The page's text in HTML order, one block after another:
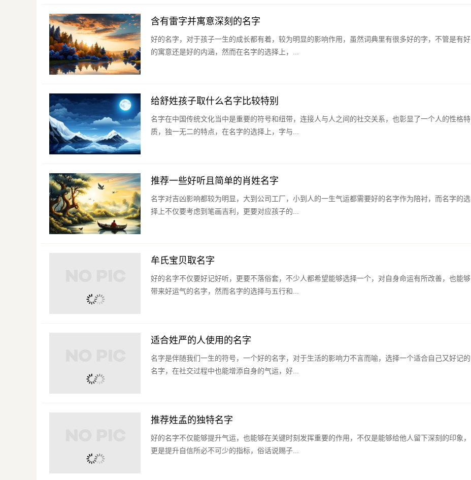
含有雷字并寓意深刻的名字
好的名字，对于孩子一生的成长都有着，较为明显的影响作用，虽然词典里有很多好的字，不管是有好
的寓意还是好的内涵，然而在名字的选择上，...
给舒姓孩子取什么名字比较特别
名字在中国传统文化当中是重要的符号和纽带，连接人与人之间的社交关系，也彰显了一个人的性格特
质，独一无二的特点，在名字的选择上，字与...
推荐一些好听且简单的肖姓名字
名字对吉凶影响都较为明显，大到公司工厂，小到人的一生气运都需要好的名字作为陪衬，而名字的选
择上不仅要考虑到笔画吉利，更要对应孩子的...
牟氏宝贝取名字
好的名字不仅要好记好听，更要不落俗套，不少人都希望能够选择一个，对自身命运有所改善，也能够
带来好运气的名字，然而名字的选择与五行和...
适合姓严的人使用的名字
名字是伴随我们一生的符号，一个好的名字，对于生活的影响力不言而喻，选择一个适合自己又好记的
名字，在社交过程中也能增添自身的气运，好...
推荐姓孟的独特名字
好的名字不仅能够提升气运，也能够在关键时刻发挥重要的作用，不仅是能够给他人留下深刻的印象，
更是提升自信所必不可少的指标，俗话说赐子...